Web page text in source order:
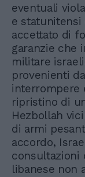
eventuali
e statunitensi
accettato di
garanzie che
militare
provenienti
interrompere
ripristino di
Hezbollah
di armi
accordo,
consultazioni
libanese non